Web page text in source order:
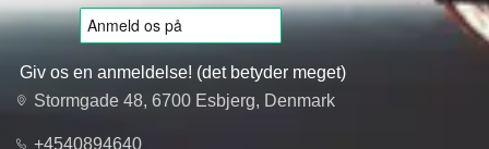
Giv os en anmeldelse! (det betyder meget)
Stormgade 48, 6700 Esbjerg, Denmark
+4540894640